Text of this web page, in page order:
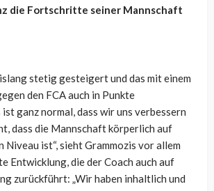
die Fortschritte seiner Mannschaft
stetig gesteigert und das mit einem
den FCA auch in Punkte
ganz normal, dass wir uns verbessern
dass die Mannschaft körperlich auf
Niveau ist“, sieht Grammozis vor allem
Entwicklung, die der Coach auch auf
zurückführt: „Wir haben inhaltlich und